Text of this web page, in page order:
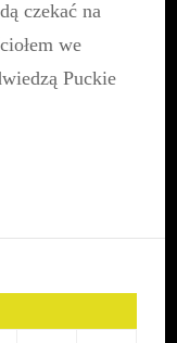
MIKOŁAJE
Władysławowie
czekać na
we
Puckie